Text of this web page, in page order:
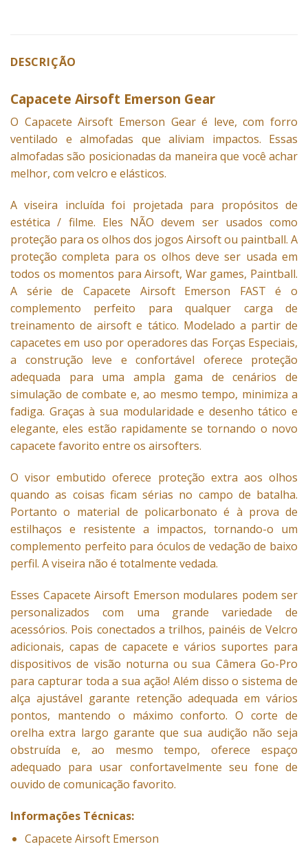
DESCRIÇÃO
Capacete Airsoft Emerson Gear
O Capacete Airsoft Emerson Gearé leve, com forro
ventilado e almofadas que aliviam impactos. Essas
almofadas são posicionadas da maneira que você achar
melhor, com velcro e elásticos.
A viseira incluída foi projetada para propósitos de
estética / filme. Eles NÃO devem ser usados ​​como
proteção para os olhos dos jogos Airsoft ou paintball. A
proteção completa para os olhos deve ser usada em
todos os momentos para Airsoft, War games, Paintball.
A série de Capacete Airsoft Emerson FAST é o
complemento perfeito para qualquer carga de
treinamento de airsoft e tático. Modelado a partir de
capacetes em uso por operadores das Forças Especiais,
a construção leve e confortável oferece proteção
adequada para uma ampla gama de cenários de
simulação de combate e, ao mesmo tempo, minimiza a
fadiga. Graças à sua modularidade e desenho tático e
elegante, eles estão rapidamente se tornando o novo
capacete favorito entre os airsofters.
O visor embutido oferece proteção extra aos olhos
quando as coisas ficam sérias no campo de batalha.
Portanto o material de policarbonato é à prova de
estilhaços e resistente a impactos, tornando-o um
complemento perfeito para óculos de vedação de baixo
perfil. A viseira não é totalmente vedada.
Esses Capacete Airsoft Emerson modulares podem ser
personalizados com uma grande variedade de
acessórios. Pois conectados a trilhos, painéis de Velcro
adicionais, capas de capacete e vários suportes para
dispositivos de visão noturna ou sua Câmera Go-Pro
para capturar toda a sua ação! Além disso o sistema de
alça ajustável garante retenção adequada em vários
pontos, mantendo o máximo conforto. O corte de
orelha extra largo garante que sua audição não seja
obstruída e, ao mesmo tempo, oferece espaço
adequado para usar confortavelmente seu fone de
ouvido de comunicação favorito.
Informações Técnicas:
Capacete Airsoft Emerson